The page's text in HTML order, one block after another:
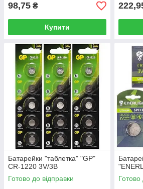
98,75 ₴
Купити
Батарейки "таблетка" "GP"
CR-1220 3V/3В
Готово до відправки
Готово